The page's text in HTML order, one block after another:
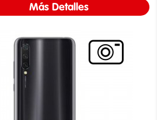
Más Detalles